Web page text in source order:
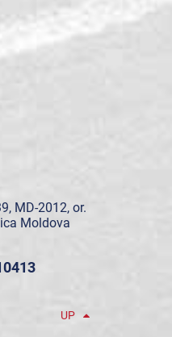
MD-2012, or.
Moldova
UP